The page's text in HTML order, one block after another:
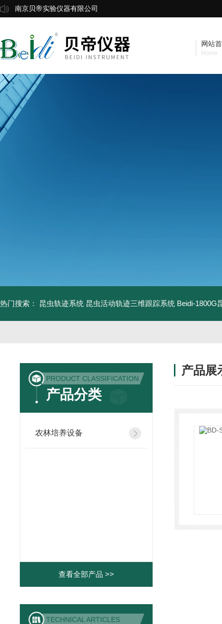
南京贝帝实验仪器有限公司
网站
Home
热门搜索： 昆虫轨迹系统 昆虫活动轨迹三维跟踪系统 Beidi-1800G
PRODUCT CLASSIFICATION
产品分类
农林培养设备
查看全部产品 >>
TECHNICAL ARTICLES
产品展